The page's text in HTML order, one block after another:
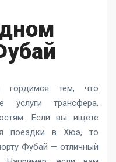
тем, что
услуги трансфера,
Если вы ищете
поездки в Хюэ, то
Фубай — отличный